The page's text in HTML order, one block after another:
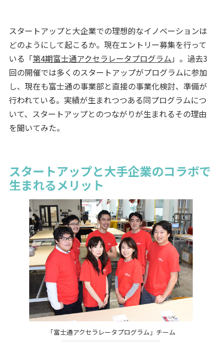
スタートアップと大企業での理想的なイノベーションは
どのようにして起こるか。現在エントリー募集を行って
いる「第4期富士通アクセラレータプログラム 」。過去3
回の開催では多くのスタートアップがプログラムに参加
し、現在も富士通の事業部と直接の事業化検討、準備が
行われている。実績が生まれつつある同プログラムにつ
いて、スタートアップとのつながりが生まれるその理由
を聞いてみた。
スタートアップと大手企業のコラボで
生まれるメリット
「富士通アクセラレータプログラム」チーム